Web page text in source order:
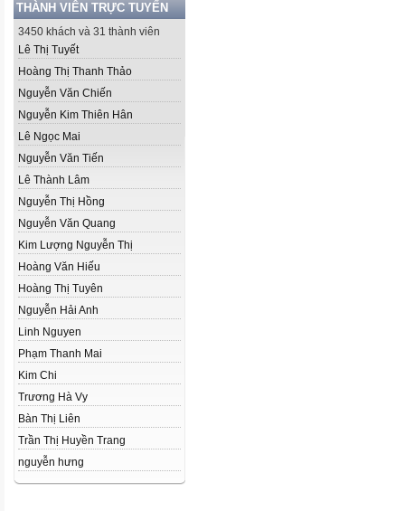
THÀNH VIÊN TRỰC TUYẾN
3450 khách và 31 thành viên
Lê Thị Tuyết
Hoàng Thị Thanh Thảo
Nguyễn Văn Chiến
Nguyễn Kim Thiên Hân
Lê Ngọc Mai
Nguyễn Văn Tiến
Lê Thành Lâm
Nguyễn Thị Hồng
Nguyễn Văn Quang
Kim Lượng Nguyễn Thị
Hoàng Văn Hiếu
Hoàng Thị Tuyên
Nguyễn Hải Anh
Linh Nguyen
Phạm Thanh Mai
Kim Chi
Trương Hà Vy
Bàn Thị Liên
Trần Thị Huyền Trang
nguyễn hưng